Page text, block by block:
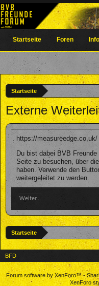
Startseite
Externe
https://measureedge.co.uk/
Du bist dabei BVB
Seite zu besuchen, über
haben. Verwende den
weitergeleitet zu werden.
Weiter...
Startseite
Startseite Foren
BFD
Forum software by XenForo™-
XenForo